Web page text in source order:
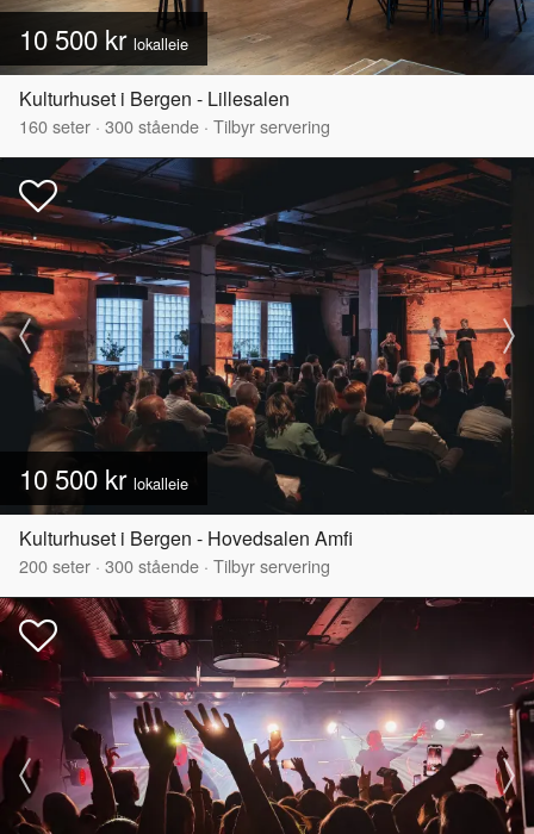
10 500 kr lokalleie
Kulturhuset i Bergen - Lillesalen
160seter · 300stående · Tilbyr servering
10 500 kr lokalleie
Kulturhuset i Bergen - Hovedsalen Amfi
200seter · 300stående · Tilbyr servering